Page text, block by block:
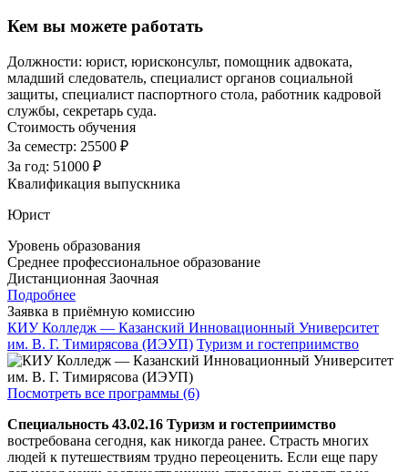
Кем вы можете работать
Должности: юрист, юрисконсульт, помощник адвоката,
младший следователь, специалист органов социальной
защиты, специалист паспортного стола, работник кадровой
службы, секретарь суда.
Стоимость обучения
За семестр: 25500 ₽
За год: 51000 ₽
Квалификация выпускника
Юрист
Уровень образования
Среднее профессиональное образование
Дистанционная Заочная
Подробнее
Заявка в приёмную комиссию
КИУ Колледж — Казанский Инновационный Университет
им. В. Г. Тимирясова (ИЭУП) Туризм и гостеприимство
Посмотреть все программы (6)
Специальность 43.02.16 Туризм и гостеприимство
востребована сегодня, как никогда ранее. Страсть многих
людей к путешествиям трудно переоценить. Если еще пару